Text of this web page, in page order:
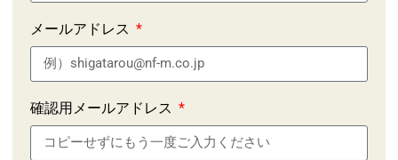
メールアドレス
確認用メールアドレス